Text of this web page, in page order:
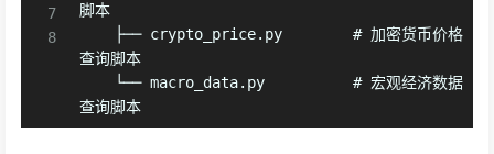
脚本
查询脚本
查询脚本